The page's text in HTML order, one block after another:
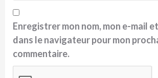
Enregistrer mon nom, mon e-mail
dans le navigateur pour mon
commentaire.